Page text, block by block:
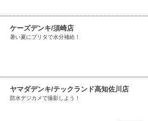
ケーズデンキ/須崎店
暑い夏にブリタで水分補給！
ヤマダデンキ/テックランド高知佐川店
防水デジカメで撮影しよう！